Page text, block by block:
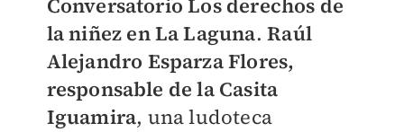
Conversatorio Los derechos de
la niñez en La Laguna.Raúl
Alejandro Esparza Flores,
responsable de la Casita
Iguamira, una ludoteca